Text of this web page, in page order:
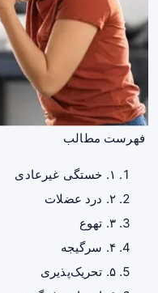
فهرست مطالب
۱. خستگی غیرعادی
۲. درد عضلات
۳. تهوع
۴. سرگیجه
۵. تحریک‌پذیری